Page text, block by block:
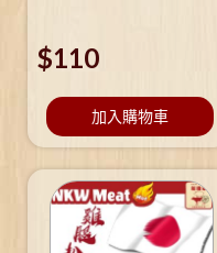
$110
加入購物車